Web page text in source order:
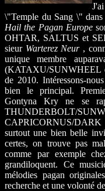
\"Temple du Sang \"
Hail the Pagan Europe
OHTAR, SALTUS et
sieur Warterez Neur,
unique membre
(KATAXU/SUNWHEEL
de 2010. Intéressons-
bien le principal.
Gontyna Kry ne se
THUNDERBOLT/
CAPRICORNUS/
surtout une bien belle
certes, on trouve pas
comme par exemple
grandiloquent. Ce
mélodies pagan
recherche et une volonté